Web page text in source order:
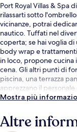
Port Royal Villas & Spa
rilassarti sotto
vicinanze, potrai
nautico. Tuffati nel
coperta; se hai voglia di
body wrap e
in loco, propone cucina
cena. Gli altri punti di
piscina, una terrazza
apprezzano il
Mostra più
Altre